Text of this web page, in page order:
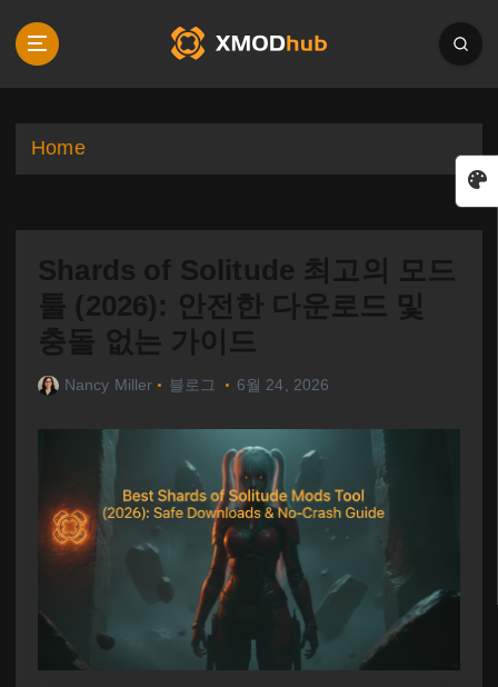
p
Home
Shards of Solitude 최고의 모드
툴 (2026): 안전한 다운로드 및
충돌 없는 가이드
Nancy Miller 블로그 6월 24, 2026